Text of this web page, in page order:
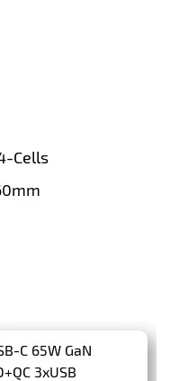
Cells
C 65W GaN
3xUSB